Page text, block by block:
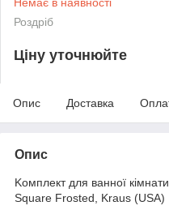
Роздріб
Ціну уточнюйте
Опис Доставка
Опис
Kомплект для ванної
Square Frosted, Kraus (USA)